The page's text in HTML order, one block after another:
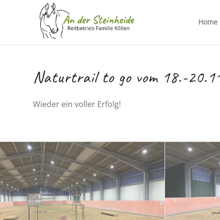
Home
Naturtrail to go vom 18.-
Wieder ein voller Erfolg!